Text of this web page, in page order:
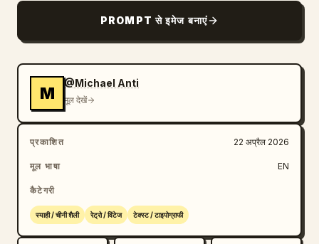
PROMPT से इमेज बनाएं
M
@Michael Anti
मूल देखें
प्रकाशित 22 अप्रैल 2026
मूल भाषा EN
कैटेगरी
स्याही / चीनी शैली रेट्रो / विंटेज टेक्स्ट / टाइपोग्राफी